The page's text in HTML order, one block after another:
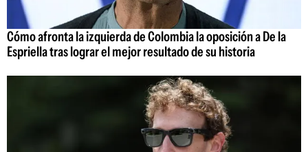
Cómo afronta la izquierda de Colombia la oposición a De la
Espriella tras lograr el mejor resultado de su historia